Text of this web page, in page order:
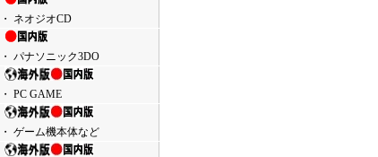
・ ネオジオCD
・ パナソニック3DO
・ PC GAME
・ ゲーム機本体など